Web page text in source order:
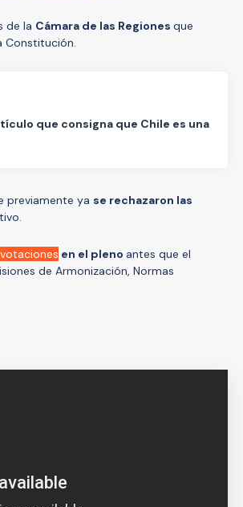
de la Cámara de las Regiones que
Constitución.
que consigna que Chile es una
previamente ya se rechazaron las
en el pleno antes que el
de Armonización, Normas